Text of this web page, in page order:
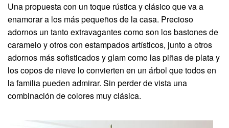
Una propuesta con un toque rústica y clásico que va a
enamorar a los más pequeños de la casa. Precioso
adornos un tanto extravagantes como son los bastones de
caramelo y otros con estampados artísticos, junto a otros
adornos más sofisticados y glam como las piñas de plata y
los copos de nieve lo convierten en un árbol que todos en
la familia pueden admirar. Sin perder de vista una
combinación de colores muy clásica.